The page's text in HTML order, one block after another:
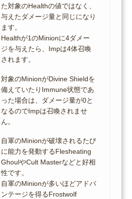
た対象のHealthの値ではなく、
与えたダメージ量と同じになり
ます。
Healthが1のMinionに4ダメー
ジを与えたら、Impは4体召喚
されます。
対象のMinionがDivine Shieldを
備えていたりImmune状態であ
った場合は、ダメージ量が0と
なるのでImpは召喚されませ
ん。
自軍のMinionが破壊されるたび
に能力を発動するFlesheating
GhoulやCult Masterなどと好相
性です。
自軍のMinionが多いほどアドバ
ンテージを得るFrostwolf